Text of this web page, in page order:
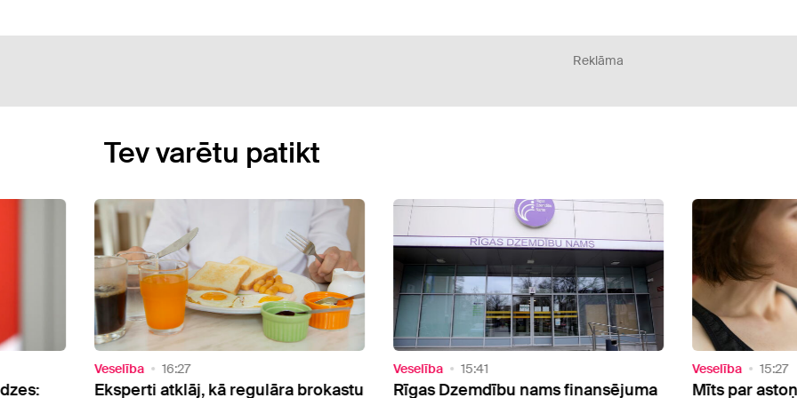
Reklāma
Tev varētu patikt
brokastu
Veselība
Rīgas Dzemdību nams finansējuma
Veselība
Mīts par astoņām glāzēm dienā: